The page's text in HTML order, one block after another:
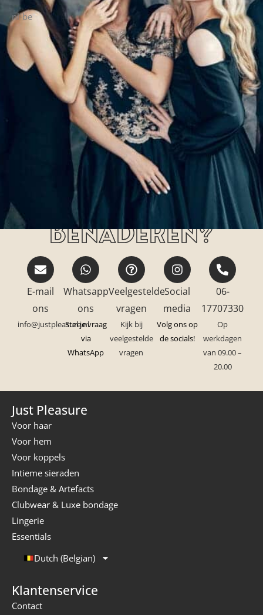
nl-be
Hoe kan jij ons
benaderen?
E-mail
ons
info@justpleasure.nl
Whatsapp
ons
Stel je vraag
via
WhatsApp
Veelgestelde
vragen
Kijk bij
veelgestelde
vragen
Social
media
Volg ons op
de socials!
06-
17707330
Op
werkdagen
van 09.00 –
20.00
Just Pleasure
Voor haar
Voor hem
Voor koppels
Intieme sieraden
Bondage & Artefacts
Clubwear & Luxe bondage
Lingerie
Essentials
Dutch (Belgian)
Klantenservice
Contact